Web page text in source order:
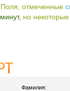
Поля, отмеченные
минут, но
Фамилия: